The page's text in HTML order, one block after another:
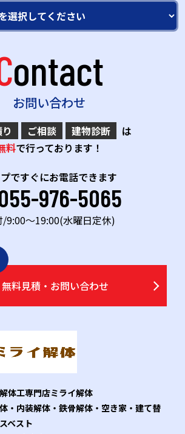
Contact
お問い合わせ
ご相談 建物診断
は
料で行っております！
ですぐにお電話できます
976-5065
/9:00～19:00(水曜日定休)
無料見積・お問い合わせ
体工専門店ミライ解体
・内装解体・鉄骨解体・空き家・建て替
ベスト